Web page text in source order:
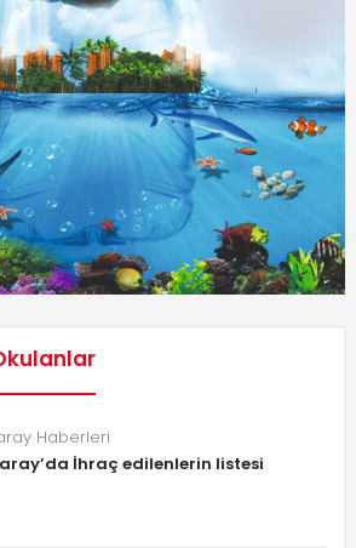
Haberleri
İhraç edilenlerin listesi